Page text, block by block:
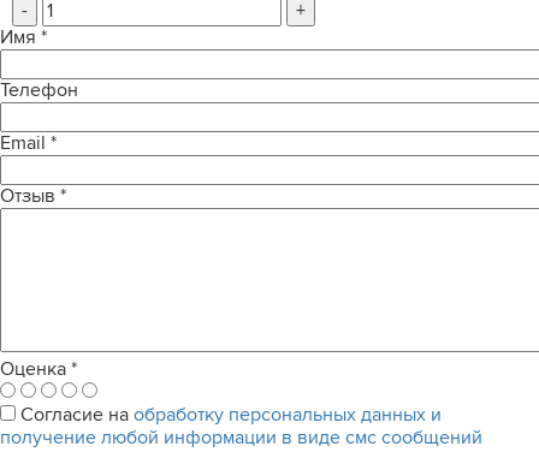
-
+
Имя *
Телефон
Email *
Отзыв *
Оценка *
Согласие на обработку персональных данных и
получение любой информации в виде смс сообщений